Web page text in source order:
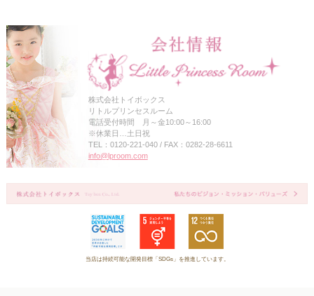
株式会社トイボックス
リトルプリンセスルーム
電話受付時間 月～金10:00～16:00
※休業日…土日祝
TEL：0120-221-040 / FAX：0282-28-6611
info@lproom.com
当店は持続可能な開発目標「SDGs」を推進しています。